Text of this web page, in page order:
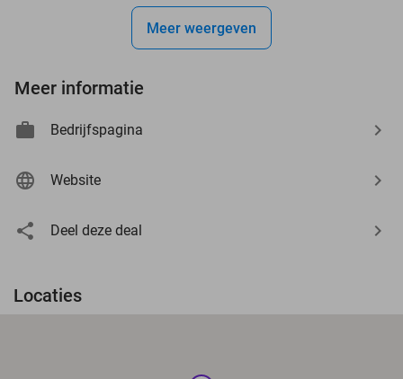
Meer weergeven
Meer informatie
Bedrijfspagina
Website
Deel deze deal
Locaties